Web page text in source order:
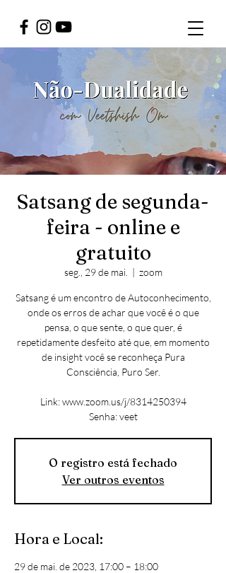
Satsang de segunda-
feira - online e
gratuito
seg., 29 de mai.
  |
zoom
Satsang é um encontro de Autoconhecimento,
onde os erros de achar que você é o que
pensa, o que sente, o que quer, é
repetidamente desfeito até que, em momento
de insight você se reconheça Pura
Consciência, Puro Ser.
Link: www.zoom.us/j/8314250394
Senha: veet
O registro está fechado
Ver outros eventos
Hora e Local:
29 de mai. de 2023, 17:00 – 18:00